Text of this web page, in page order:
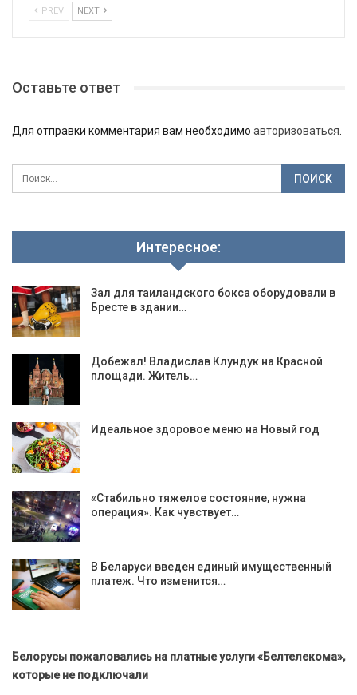
PREV NEXT
Оставьте ответ
Для отправки комментария вам необходимо авторизоваться
Интересное:
Зал для таиландского бокса оборудовали в
Бресте в здании…
Добежал! Владислав Клундук на Красной
площади. Житель…
Идеальное здоровое меню на Новый год
«Стабильно тяжелое состояние, нужна
операция». Как чувствует…
В Беларуси введен единый имущественный
платеж. Что изменится…
Белорусы пожаловались на платные услуги «Белтелекома»,
которые не подключали